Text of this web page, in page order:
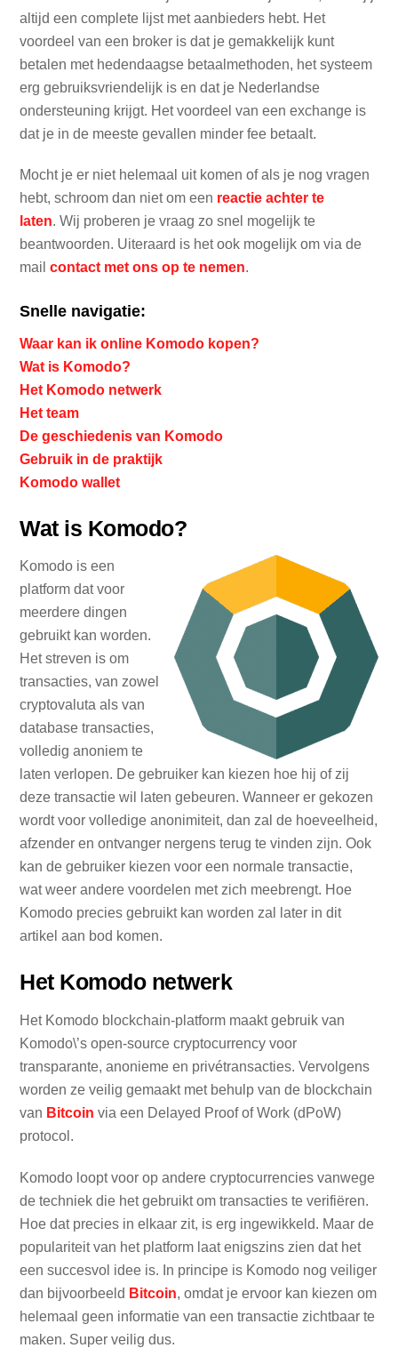
altijd een complete lijst met aanbieders hebt. Het
voordeel van een broker is dat je gemakkelijk kunt
betalen met hedendaagse betaalmethoden, het systeem
erg gebruiksvriendelijk is en dat je Nederlandse
ondersteuning krijgt. Het voordeel van een exchange is
dat je in de meeste gevallen minder fee betaalt.
Mocht je er niet helemaal uit komen of als je nog vragen
hebt, schroom dan niet om een reactie achter te
laten. Wij proberen je vraag zo snel mogelijk te
beantwoorden. Uiteraard is het ook mogelijk om via de
mailcontact met ons op te nemen.
Snelle navigatie:
Waar kan ik online Komodo kopen?
Wat is Komodo?
Het Komodo netwerk
Het team
De geschiedenis van Komodo
Gebruik in de praktijk
Komodo wallet
Wat is Komodo?
Komodo is een
platform dat voor
meerdere dingen
gebruikt kan worden.
Het streven is om
transacties, van zowel
cryptovaluta als van
database transacties,
volledig anoniem te
laten verlopen. De gebruiker kan kiezen hoe hij of zij
deze transactie wil laten gebeuren. Wanneer er gekozen
wordt voor volledige anonimiteit, dan zal de hoeveelheid,
afzender en ontvanger nergens terug te vinden zijn. Ook
kan de gebruiker kiezen voor een normale transactie,
wat weer andere voordelen met zich meebrengt. Hoe
Komodo precies gebruikt kan worden zal later in dit
artikel aan bod komen.
Het Komodo netwerk
Het Komodo blockchain-platform maakt gebruik van
Komodo\’s open-source cryptocurrency voor
transparante, anonieme en privétransacties. Vervolgens
worden ze veilig gemaakt met behulp van de blockchain
van Bitcoin via een Delayed Proof of Work (dPoW)
protocol.
Komodo loopt voor op andere cryptocurrencies vanwege
de techniek die het gebruikt om transacties te verifiëren.
Hoe dat precies in elkaar zit, is erg ingewikkeld. Maar de
populariteit van het platform laat enigszins zien dat het
een succesvol idee is. In principe is Komodo nog veiliger
dan bijvoorbeeld Bitcoin, omdat je ervoor kan kiezen om
helemaal geen informatie van een transactie zichtbaar te
maken. Super veilig dus.